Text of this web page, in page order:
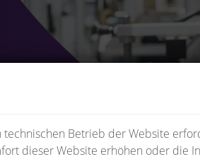
Betrieb der Website
dieser Website erhöhen oder die